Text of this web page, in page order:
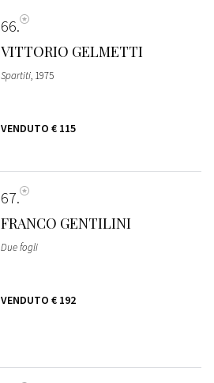
66
VITTORIO GELMETTI
Spartiti, 1975
VENDUTO € 115
67
FRANCO GENTILINI
Due fogli
VENDUTO € 192